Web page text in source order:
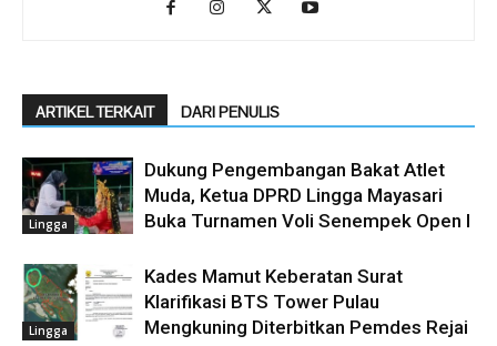
ARTIKEL TERKAIT DARI PENULIS
Lingga
Dukung Pengembangan Bakat Atlet
Muda, Ketua DPRD Lingga Mayasari
Buka Turnamen Voli Senempek Open I
Lingga
Kades Mamut Keberatan Surat
Klarifikasi BTS Tower Pulau
Mengkuning Diterbitkan Pemdes Rejai